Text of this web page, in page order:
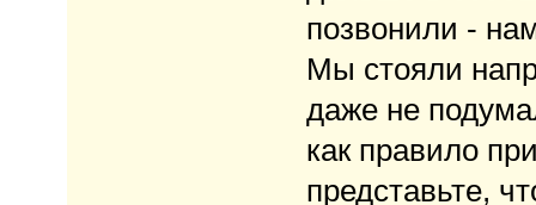
позвонили -
Мы стояли
даже не
как правило
представьте,